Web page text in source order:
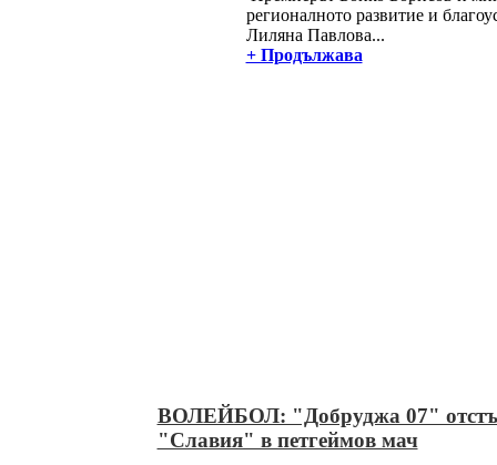
регионалното развитие и
Лиляна Павлова...
+ Продължава
ВОЛЕЙБОЛ: "Добруджа 07"
"Славия" в петгеймов мач